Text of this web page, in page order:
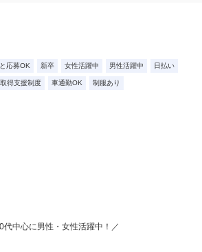
応募OK 新卒 女性活躍中 男性活躍中 日払い
得支援制度 車通勤OK 制服あり
中心に男性・女性活躍中！／